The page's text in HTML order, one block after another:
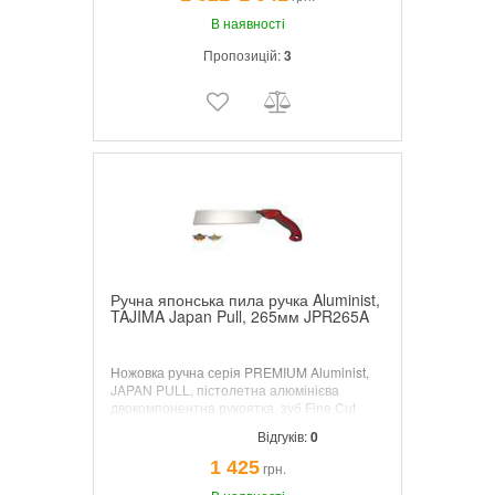
розпилювання плінтусів у стуслі.
В наявності
Пропозицій:3
Ручна японська пила ручка Aluminist,
TAJIMA Japan Pull, 265мм JPR265A
Ножовка ручна серія PREMIUM Aluminist,
JAPAN PULL, пістолетна алюмінієва
двокомпонентна рукоятка, зуб Fine Cut
Відгуків:0
1 425грн.